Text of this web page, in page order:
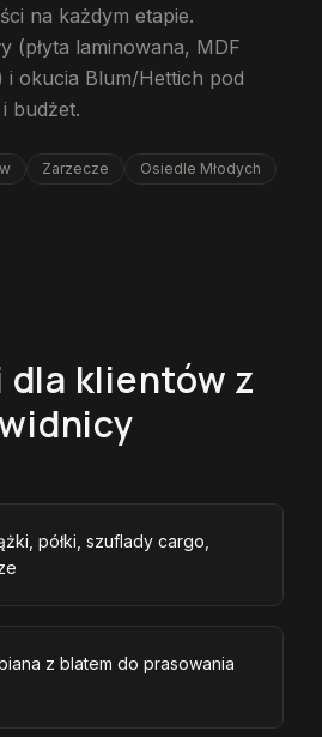
na każdym etapie.
(płyta laminowana, MDF
okucia Blum/Hettich pod
budżet.
Zarzecze Osiedle Młodych
dla klientów z
półki, szuflady cargo,
z blatem do prasowania